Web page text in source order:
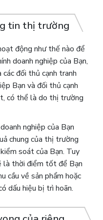
tin thị trường
động như thế nào để
doanh nghiệp của Bạn,
đối thủ cạnh tranh
Bạn và đối thủ cạnh
có thể là do thị trường
nghiệp của Bạn
chung của thị trường
soát của Bạn. Tuy
là thời điểm tốt để Bạn
cầu về sản phẩm hoặc
dấu hiệu bị trì hoãn.